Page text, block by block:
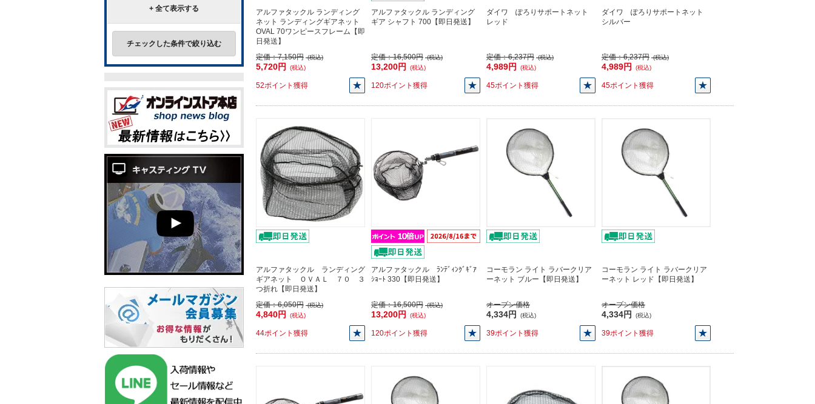
アルファタックル ランディング
ネット ランディングギアネット
OVAL 70ワンピースフレーム【即
日発送】
定価：7,150円 (税込)
5,720円 (税込)
52ポイント獲得
アルファタックル ランディング
ギア シャフト 700【即日発送】
定価：16,500円 (税込)
13,200円 (税込)
120ポイント獲得
ダイワ ぽろりサポートネット
レッド
定価：6,237円 (税込)
4,989円 (税込)
45ポイント獲得
ダイワ ぽろりサポートネット
シルバー
定価：6,237円 (税込)
4,989円 (税込)
45ポイント獲得
アルファタックル ランディング
ギアネット ＯＶＡＬ ７０ ３
つ折れ【即日発送】
定価：6,050円 (税込)
4,840円 (税込)
44ポイント獲得
アルファタックル ﾗﾝﾃﾞｨﾝｸﾞｷﾞｱ
ｼｮｰﾄ 330【即日発送】
定価：16,500円 (税込)
13,200円 (税込)
120ポイント獲得
コーモラン ライト ラバークリア
ーネット ブルー【即日発送】
オープン価格
4,334円 (税込)
39ポイント獲得
コーモラン ライト ラバークリア
ーネット レッド【即日発送】
オープン価格
4,334円 (税込)
39ポイント獲得
+ 全て表示する
チェックした条件で絞り込む